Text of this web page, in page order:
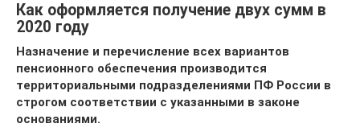
Как оформляется получение двух сумм в
2020 году
Назначение и перечисление всех вариантов
пенсионного обеспечения производится
территориальными подразделениями ПФ России в
строгом соответствии с указанными в законе
основаниями.